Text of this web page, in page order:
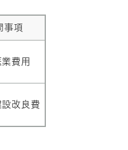
事項
業費用
設改良費